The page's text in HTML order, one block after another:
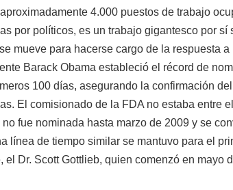
4.000 puestos de trabajo
por políticos, es un trabajo gigantesco por sí
mueve para hacerse cargo de la respuesta
Barack Obama estableció el récord de
100 días, asegurando la confirmación
El comisionado de la FDA no estaba entre
no fue nominada hasta marzo de 2009 y se
línea de tiempo similar se mantuvo para el
el Dr. Scott Gottlieb, quien comenzó en mayo